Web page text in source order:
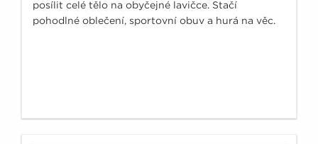
posílit celé tělo na obyčejné lavičce. Stačí
pohodlné oblečení, sportovní obuv a hurá na věc.